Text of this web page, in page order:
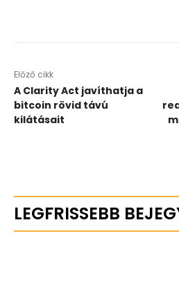
Előző cikk
A Clarity Act javíthatja a
bitcoin rövid távú
kilátásait
LEGFRISSEBB